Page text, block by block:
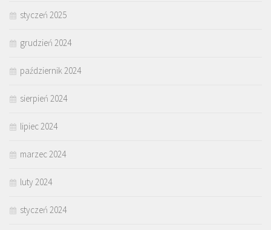
styczeń 2025
grudzień 2024
październik 2024
sierpień 2024
lipiec 2024
marzec 2024
luty 2024
styczeń 2024